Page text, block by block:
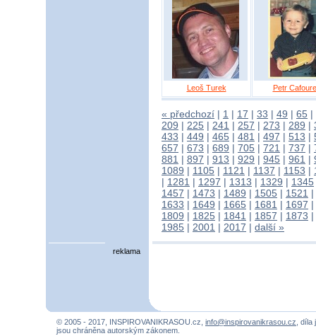
Leoš Turek Petr
« předchozí | 1 | 17 | 33 | 49 | 65 |
209 | 225 | 241 | 257 | 273 | 289 |
433 | 449 | 465 | 481 | 497 | 513 |
657 | 673 | 689 | 705 | 721 | 737 |
881 | 897 | 913 | 929 | 945 | 961 |
1089 | 1105 | 1121 | 1137 | 1153 |
| 1281 | 1297 | 1313 | 1329 | 1345
1457 | 1473 | 1489 | 1505 | 1521 |
1633 | 1649 | 1665 | 1681 | 1697 |
1809 | 1825 | 1841 | 1857 | 1873 |
1985 | 2001 | 2017 | další »
reklama
© 2005 - 2017, INSPIROVANIKRASOU.cz, info@inspirovanikrasou.cz, díla
jsou chráněna autorským zákonem.